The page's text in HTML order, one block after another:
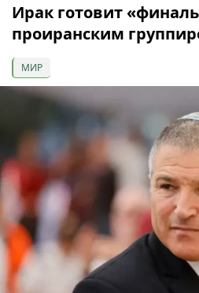
Ирак готовит
проиранским
МИР